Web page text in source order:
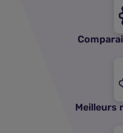
Meilleurs